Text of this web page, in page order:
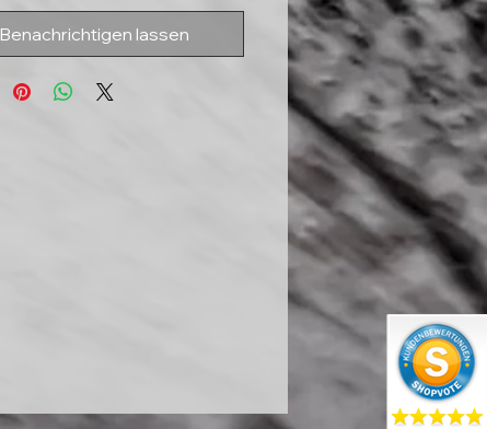
Benachrichtigen lassen